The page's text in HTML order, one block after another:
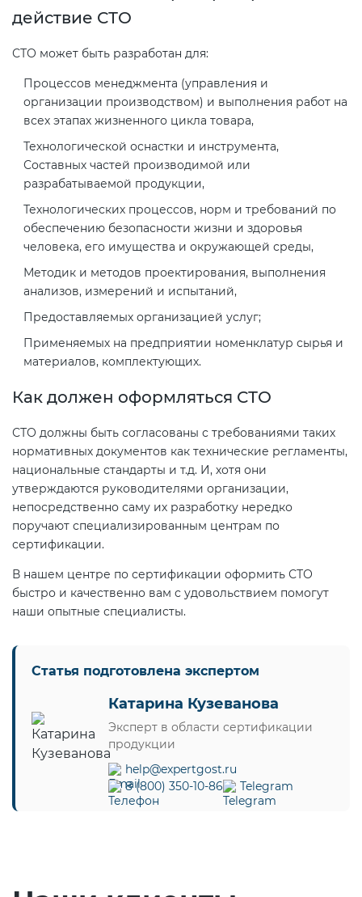
действие СТО
СТО может быть разработан для:
Процессов менеджмента (управления и
организации производством) и выполнения работ на
всех этапах жизненного цикла товара,
Технологической оснастки и инструмента,
Составных частей производимой или
разрабатываемой продукции,
Технологических процессов, норм и требований по
обеспечению безопасности жизни и здоровья
человека, его имущества и окружающей среды,
Методик и методов проектирования, выполнения
анализов, измерений и испытаний,
Предоставляемых организацией услуг;
Применяемых на предприятии номенклатур сырья и
материалов, комплектующих.
Как должен оформляться СТО
СТО должны быть согласованы с требованиями таких
нормативных документов как технические регламенты,
национальные стандарты и т.д. И, хотя они
утверждаются руководителями организации,
непосредственно саму их разработку нередко
поручают специализированным центрам по
сертификации.
В нашем центре по сертификации оформить СТО
быстро и качественно вам с удовольствием помогут
наши опытные специалисты.
Статья подготовлена экспертом
Катарина Кузеванова
Эксперт в области сертификации
продукции
help@expertgost.ru
8 (800) 350-10-86
Telegram
Сертификация спортивных
Сертификация электротехники
Сертификация ресурсов
Остальное
БАДы
Декларирование косметики (ТР
ТС 009)
Декларирование оборудования
по схеме 5Д (ТР ТС 010)
Декларирование пищевой
продукции (ТР ТС 021)
Декларирование алкогольной
продукции (ТР ЕАЭС 047)
Декларирование
совместимости (ТР ТС 020)
Сертификация детских товаров
(ТР ТС 007)
Сертификация товаров легкой
промышленности (ТР ТС 017)
Сертификация промышленного
оборудования (ТР ТС 010)
Сертификация средств
индивидуальной защиты (ТР ТС
Действующие технические
регламенты